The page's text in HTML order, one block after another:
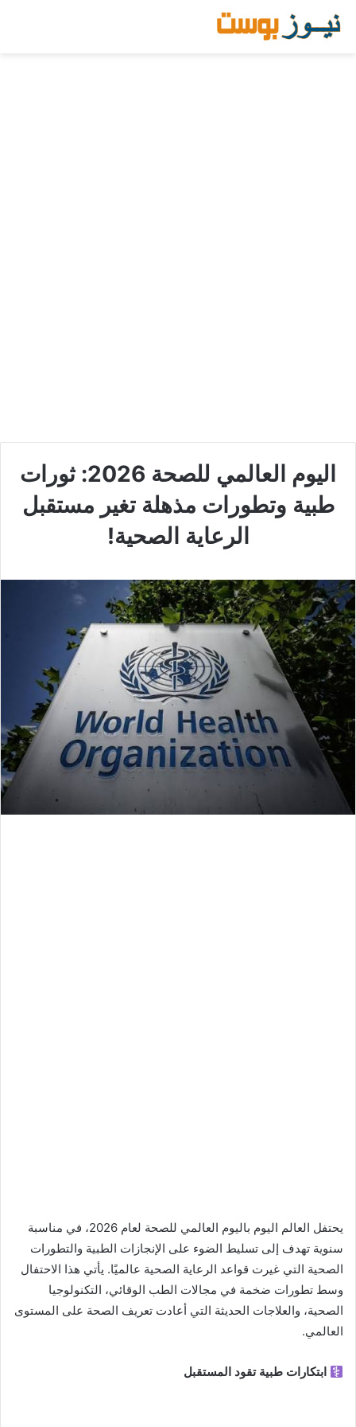
اليوم العالمي للصحة 2026: ثورات
طبية وتطورات مذهلة تغير مستقبل
الرعاية الصحية!
يحتفل العالم اليوم باليوم العالمي للصحة لعام 2026، في مناسبة
سنوية تهدف إلى تسليط الضوء على الإنجازات الطبية والتطورات
الصحية التي غيرت قواعد الرعاية الصحية عالميًا. يأتي هذا الاحتفال
وسط تطورات ضخمة في مجالات الطب الوقائي، التكنولوجيا
الصحية، والعلاجات الحديثة التي أعادت تعريف الصحة على المستوى
العالمي.
ابتكارات طبية تقود المستقبل